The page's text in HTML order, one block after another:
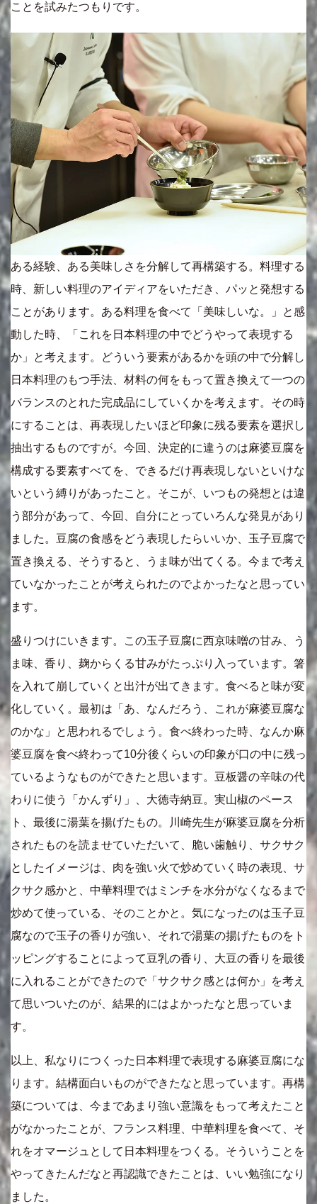
ことを試みたつもりです。
ある経験、ある美味しさを分解して再構築する。料理する
時、新しい料理のアイディアをいただき、パッと発想する
ことがあります。ある料理を食べて「美味しいな。」と感
動した時、「これを日本料理の中でどうやって表現する
か」と考えます。どういう要素があるかを頭の中で分解し
日本料理のもつ手法、材料の何をもって置き換えて一つの
バランスのとれた完成品にしていくかを考えます。その時
にすることは、再表現したいほど印象に残る要素を選択し
抽出するものですが。今回、決定的に違うのは麻婆豆腐を
構成する要素すべてを、できるだけ再表現しないといけな
いという縛りがあったこと。そこが、いつもの発想とは違
う部分があって、今回、自分にとっていろんな発見があり
ました。豆腐の食感をどう表現したらいいか、玉子豆腐で
置き換える、そうすると、うま味が出てくる。今まで考え
ていなかったことが考えられたのでよかったなと思ってい
ます。
盛りつけにいきます。この玉子豆腐に西京味噌の甘み、う
ま味、香り、麹からくる甘みがたっぷり入っています。箸
を入れて崩していくと出汁が出てきます。食べると味が変
化していく。最初は「あ、なんだろう、これが麻婆豆腐な
のかな」と思われるでしょう。食べ終わった時、なんか麻
婆豆腐を食べ終わって10分後くらいの印象が口の中に残っ
ているようなものができたと思います。豆板醤の辛味の代
わりに使う「かんずり」、大徳寺納豆。実山椒のペース
ト、最後に湯葉を揚げたもの。川崎先生が麻婆豆腐を分析
されたものを読ませていただいて、脆い歯触り、サクサク
としたイメージは、肉を強い火で炒めていく時の表現、サ
クサク感かと、中華料理ではミンチを水分がなくなるまで
炒めて使っている、そのことかと。気になったのは玉子豆
腐なので玉子の香りが強い、それで湯葉の揚げたものをト
ッピングすることによって豆乳の香り、大豆の香りを最後
に入れることができたので「サクサク感とは何か」を考え
て思いついたのが、結果的にはよかったなと思っていま
す。
以上、私なりにつくった日本料理で表現する麻婆豆腐にな
ります。結構面白いものができたなと思っています。再構
築については、今まであまり強い意識をもって考えたこと
がなかったことが、フランス料理、中華料理を食べて、そ
れをオマージュとして日本料理をつくる。そういうことを
やってきたんだなと再認識できたことは、いい勉強になり
ました。